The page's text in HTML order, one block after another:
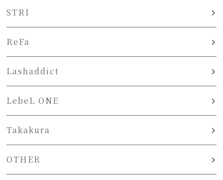
STRI
ReFa
Lashaddict
LebeL ONE
Takakura
OTHER